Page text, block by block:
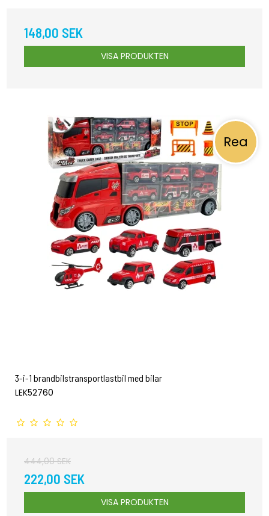
148,00 SEK
VISA PRODUKTEN
Rea
3-i-1 brandbilstransportlastbil med bilar
LEK52760
444,00 SEK
222,00 SEK
VISA PRODUKTEN